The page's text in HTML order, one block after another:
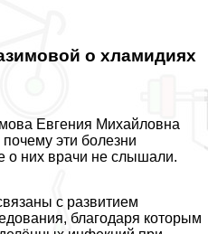
о xлaмидиях
Евгения Михайловна
эти болезни
о них врачи не слышали.
с развитием
благодаря которым